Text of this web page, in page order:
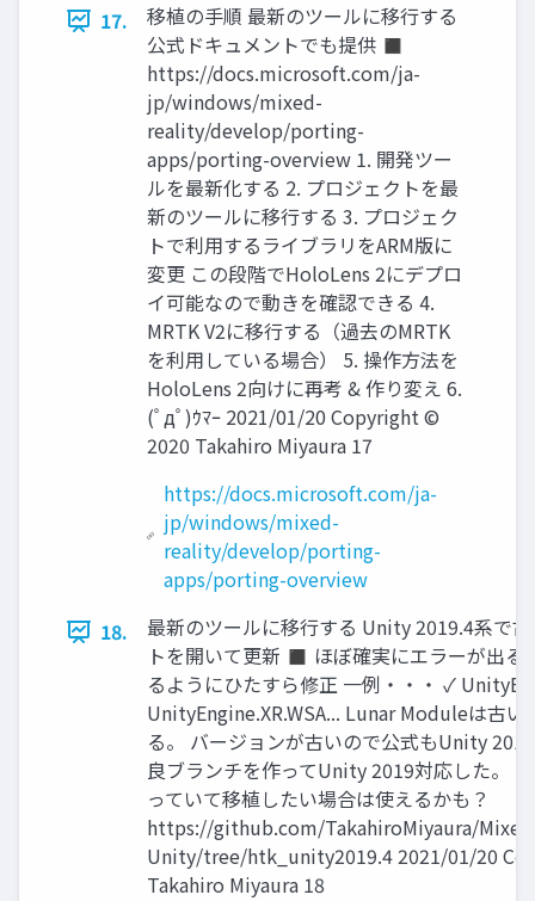
17.
移植の手順 最新のツールに移行する
公式ドキュメントでも提供 ◼
https://docs.microsoft.com/ja-
jp/windows/mixed-
reality/develop/porting-
apps/porting-overview 1. 開発ツー
ルを最新化する 2. プロジェクトを最
新のツールに移行する 3. プロジェク
トで利用するライブラリをARM版に
変更 この段階でHoloLens 2にデプロ
イ可能なので動きを確認できる 4.
MRTK V2に移行する（過去のMRTK
を利用している場合） 5. 操作方法を
HoloLens 2向けに再考 & 作り変え 6.
(ﾟдﾟ)ｳﾏｰ 2021/01/20 Copyright ©
2020 Takahiro Miyaura 17
https://docs.microsoft.com/ja-
jp/windows/mixed-
reality/develop/porting-
apps/porting-overview
18.
最新のツールに移行する Unity 2019.4系で
トを開いて更新 ◼ ほぼ確実にエラーが出
るようにひたすら修正 一例・・・ ✓
UnityEngine.XR.WSA... Lunar Moduleは古い
る。 バージョンが古いので公式もUnity
良ブランチを作ってUnity 2019対応した。
っていて移植したい場合は使えるかも？
https://github.com/TakahiroMiyaura/
Unity/tree/htk_unity2019.4 2021/01/20
Takahiro Miyaura 18